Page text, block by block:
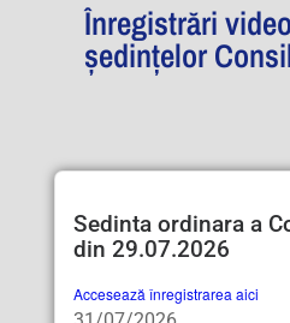
Înregistrări
ședințelor
Sedinta ordinara a
din 29.07.2026
Accesează înregistrarea aici